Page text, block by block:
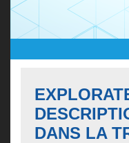
DANS LA